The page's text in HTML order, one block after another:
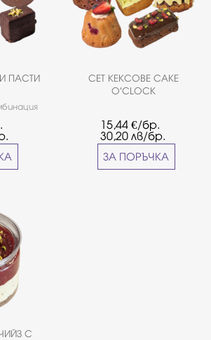
ПАСТИ
СЕТ КЕКСОВЕ CAKE
O'CLOCK
15,44€/бр.
30,20лв/бр.
ЗА ПОРЪЧКА
С